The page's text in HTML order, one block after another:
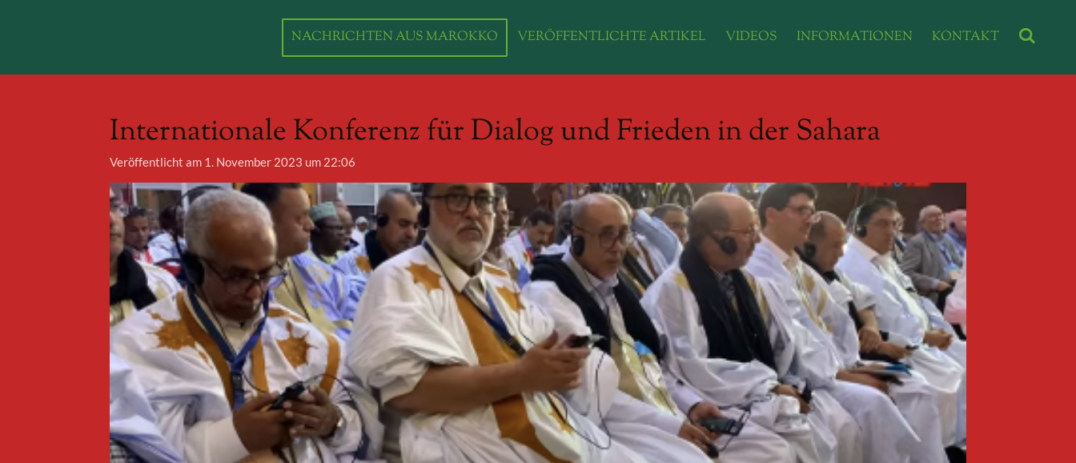
NACHRICHTEN AUS MAROKKO VERÖFFENTLICHTE ARTIKEL VIDEOS INFORMATIONEN KONTAKT
Internationale Konferenz für Dialog und Frieden in der Sahara
Veröffentlicht am 1. November 2023 um 22:06